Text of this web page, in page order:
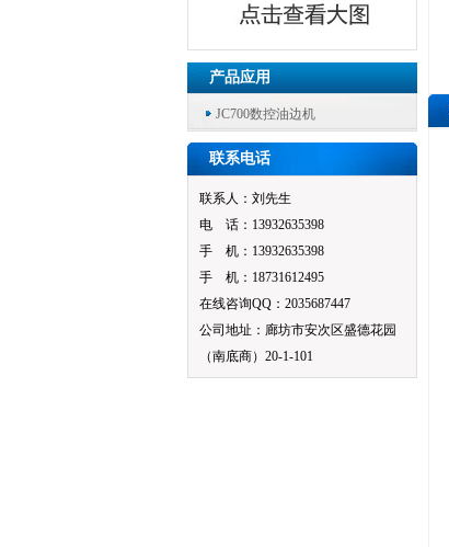
产品应用
JC700数控油边机
联系电话
联系人：刘先生
电 话：13932635398
手 机：13932635398
手 机：18731612495
在线咨询QQ：2035687447
公司地址：廊坊市安次区盛德花园
（南底商）20-1-101